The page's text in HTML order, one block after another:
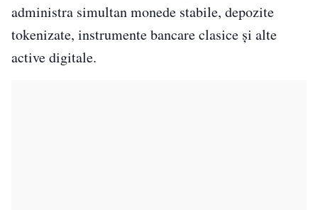
administra simultan monede stabile, depozite
tokenizate, instrumente bancare clasice și alte
active digitale.